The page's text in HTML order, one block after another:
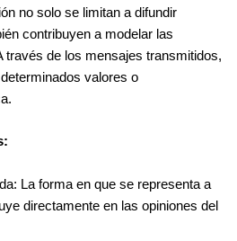
no solo se limitan a difundir
contribuyen a modelar las
través de los mensajes transmitidos,
valores o
La forma en que se representa a
directamente en las opiniones del